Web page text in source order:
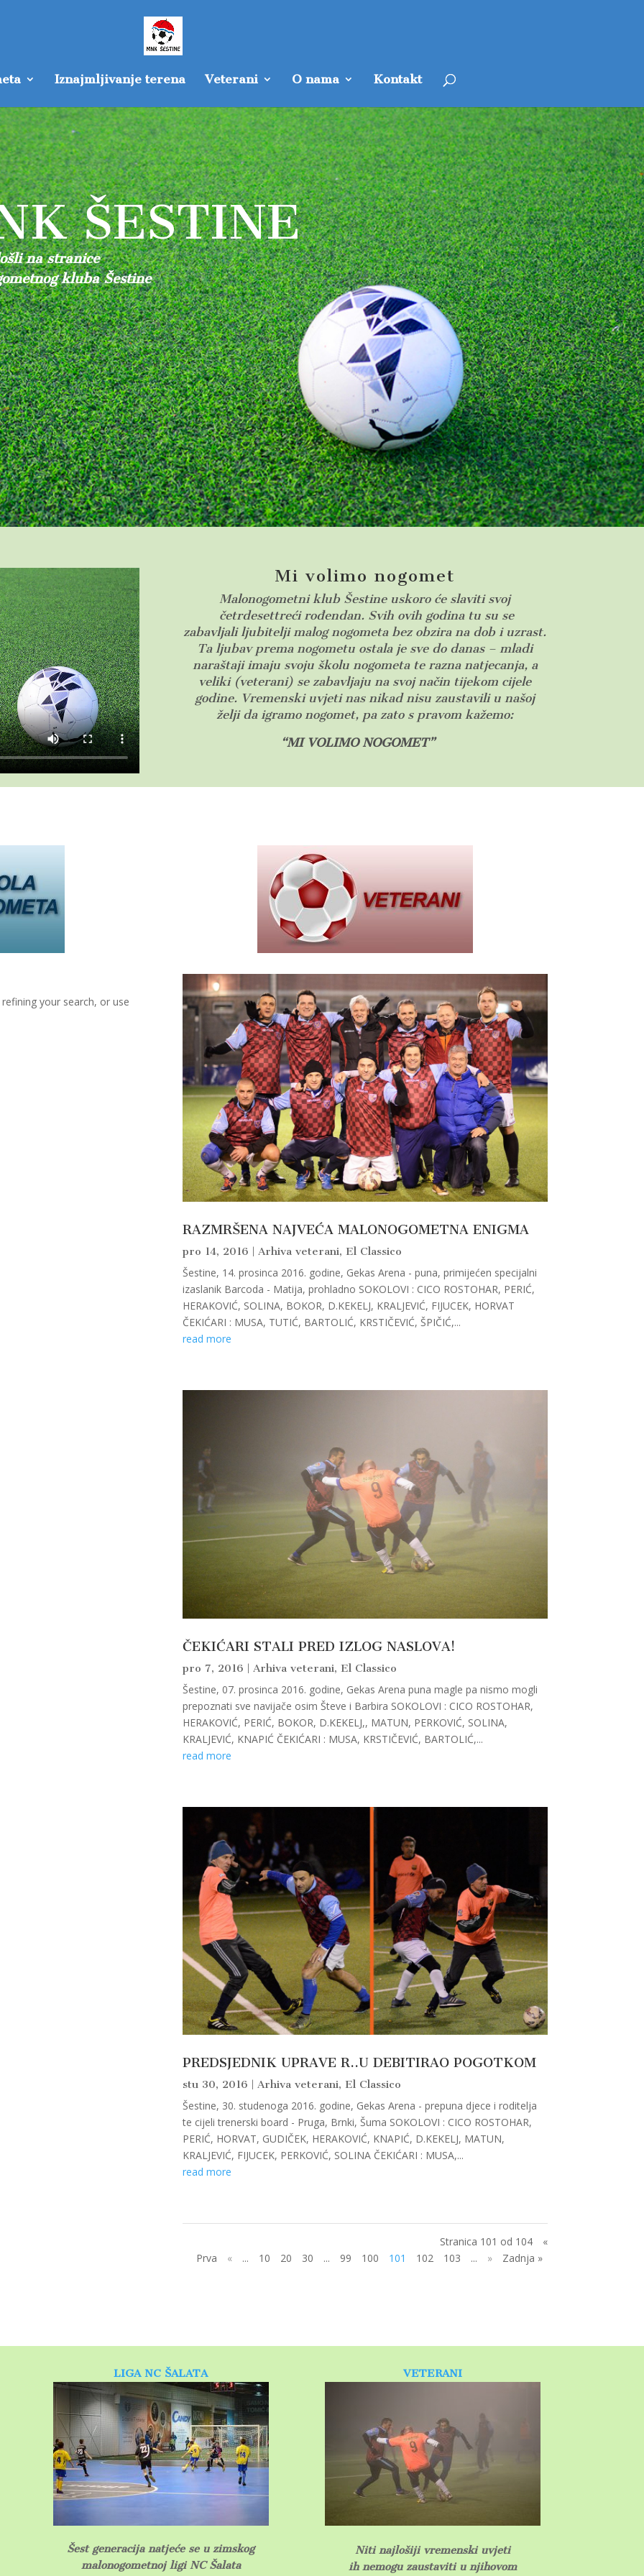
Iznajmljivanje terena Veterani O nama Kontakt
ŠESTINE
na stranice
kluba Šestine
Mi volimo nogomet
Malonogometni klub Šestine uskoro će slaviti svoj
četrdesettreći rođendan. Svih ovih godina tu su se
zabavljali ljubitelji malog nogometa bez obzira na dob i uzrast.
Ta ljubav prema nogometu ostala je sve do danas – mladi
naraštaji imaju svoju školu nogometa te razna natjecanja, a
veliki (veterani) se zabavljaju na svoj način tijekom cijele
godine. Vremenski uvjeti nas nikad nisu zaustavili u našoj
želji da igramo nogomet, pa zato s pravom kažemo:
“MI VOLIMO NOGOMET”
your search, or use
RAZMRŠENA NAJVEĆA MALONOGOMETNA ENIGMA
pro 14, 2016 | Arhiva veterani, El Classico
Šestine, 14. prosinca 2016. godine, Gekas Arena - puna, primijećen specijalni
izaslanik Barcoda - Matija, prohladno SOKOLOVI : CICO ROSTOHAR, PERIĆ,
HERAKOVIĆ, SOLINA, BOKOR, D.KEKELJ, KRALJEVIĆ, FIJUCEK, HORVAT
ČEKIĆARI : MUSA, TUTIĆ, BARTOLIĆ, KRSTIČEVIĆ, ŠPIČIĆ,...
read more
ČEKIĆARI STALI PRED IZLOG NASLOVA!
pro 7, 2016 | Arhiva veterani, El Classico
Šestine, 07. prosinca 2016. godine, Gekas Arena puna magle pa nismo mogli
prepoznati sve navijače osim Števe i Barbira SOKOLOVI : CICO ROSTOHAR,
HERAKOVIĆ, PERIĆ, BOKOR, D.KEKELJ,, MATUN, PERKOVIĆ, SOLINA,
KRALJEVIĆ, KNAPIĆ ČEKIĆARI : MUSA, KRSTIČEVIĆ, BARTOLIĆ,...
read more
PREDSJEDNIK UPRAVE R..U DEBITIRAO POGOTKOM
stu 30, 2016 | Arhiva veterani, El Classico
Šestine, 30. studenoga 2016. godine, Gekas Arena - prepuna djece i roditelja
te cijeli trenerski board - Pruga, Brnki, Šuma SOKOLOVI : CICO ROSTOHAR,
PERIĆ, HORVAT, GUDIČEK, HERAKOVIĆ, KNAPIĆ, D.KEKELJ, MATUN,
KRALJEVIĆ, FIJUCEK, PERKOVIĆ, SOLINA ČEKIĆARI : MUSA,...
read more
Stranica 101 od 104
«
Prva
« ... 10 20 30 ... 99 100 101 102 103 ... » Zadnja »
LIGA NC ŠALATA
Šest generacija natjeće se u zimskog
malonogometnoj ligi NC Šalata
VETERANI
Niti najlošiji vremenski uvjeti
ih nemogu zaustaviti u njihovom